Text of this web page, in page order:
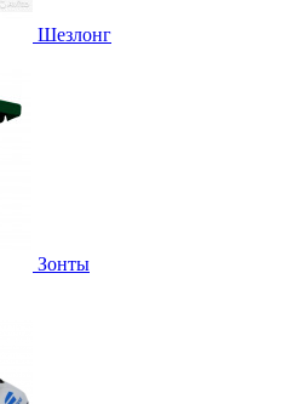
Шезлонг
Зонты